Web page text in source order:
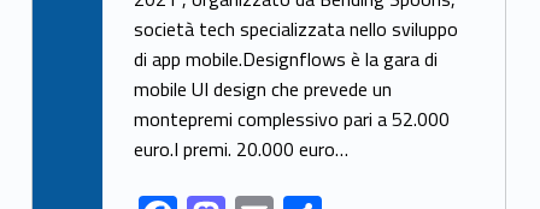
b
o
o
k
d
o
n
l e
società tech specializzata nello sviluppo
di app mobile.Designflows è la gara di
mobile UI design che prevede un
montepremi complessivo pari a 52.000
euro.I premi. 20.000 euro…